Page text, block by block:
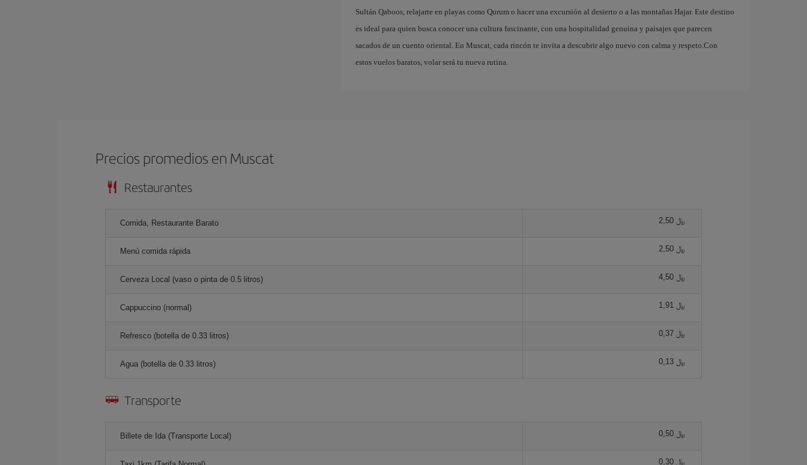
Sultán Qaboos, relajarte en playas como Qurum o hacer una excursión al desierto o a las montañas Hajar. Este destino
es ideal para quien busca conocer una cultura fascinante, con una hospitalidad genuina y paisajes que parecen
sacados de un cuento oriental. En Muscat, cada rincón te invita a descubrir algo nuevo con calma y respeto.Con
estos vuelos baratos, volar será tu nueva rutina.
Precios promedios en Muscat
Restaurantes
Comida, Restaurante Barato 2,50 ﷼
Menú comida rápida 2,50 ﷼
Cerveza Local (vaso o pinta de 0.5 litros) 4,50 ﷼
Cappuccino (normal) 1,91 ﷼
Refresco (botella de 0.33 litros) 0,37 ﷼
Agua (botella de 0.33 litros) 0,13 ﷼
Transporte
Billete de Ida (Transporte Local) 0,50 ﷼
0,30 ﷼